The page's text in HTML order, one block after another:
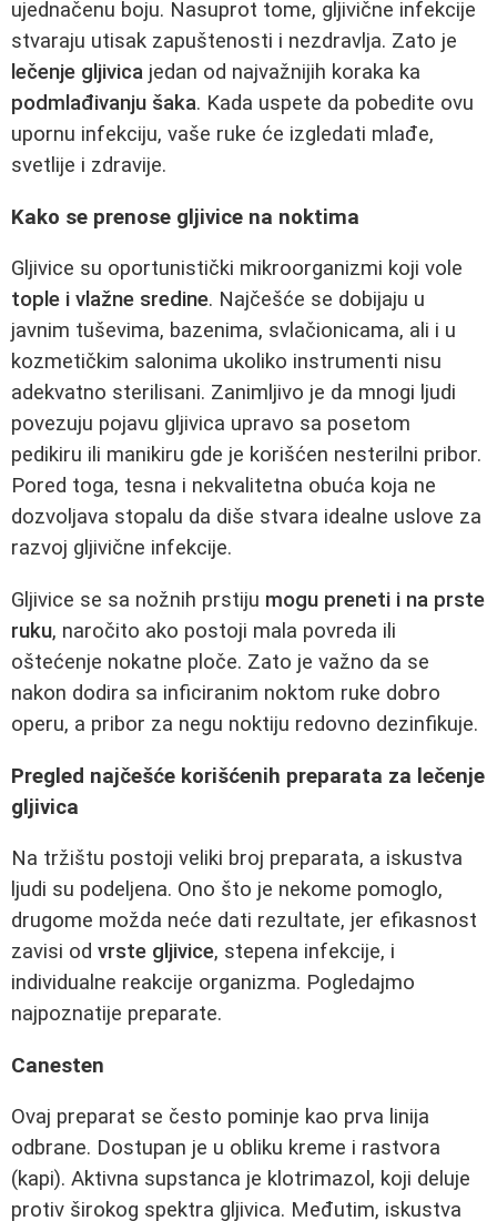
ujednačenu boju. Nasuprot tome, gljivične infekcije
stvaraju utisak zapuštenosti i nezdravlja. Zato je
lečenje gljivica jedan od najvažnijih koraka ka
podmlađivanju šaka. Kada uspete da pobedite ovu
upornu infekciju, vaše ruke će izgledati mlađe,
svetlije i zdravije.
Kako se prenose gljivice na noktima
Gljivice su oportunistički mikroorganizmi koji vole
tople i vlažne sredine. Najčešće se dobijaju u
javnim tuševima, bazenima, svlačionicama, ali i u
kozmetičkim salonima ukoliko instrumenti nisu
adekvatno sterilisani. Zanimljivo je da mnogi ljudi
povezuju pojavu gljivica upravo sa posetom
pedikiru ili manikiru gde je korišćen nesterilni pribor.
Pored toga, tesna i nekvalitetna obuća koja ne
dozvoljava stopalu da diše stvara idealne uslove za
razvoj gljivične infekcije.
Gljivice se sa nožnih prstiju mogu preneti i na prste
ruku, naročito ako postoji mala povreda ili
oštećenje nokatne ploče. Zato je važno da se
nakon dodira sa inficiranim noktom ruke dobro
operu, a pribor za negu noktiju redovno dezinfikuje.
Pregled najčešće korišćenih preparata za lečenje
gljivica
Na tržištu postoji veliki broj preparata, a iskustva
ljudi su podeljena. Ono što je nekome pomoglo,
drugome možda neće dati rezultate, jer efikasnost
zavisi od vrste gljivice, stepena infekcije, i
individualne reakcije organizma. Pogledajmo
najpoznatije preparate.
Canesten
Ovaj preparat se često pominje kao prva linija
odbrane. Dostupan je u obliku kreme i rastvora
(kapi). Aktivna supstanca je klotrimazol, koji deluje
protiv širokog spektra gljivica. Međutim, iskustva